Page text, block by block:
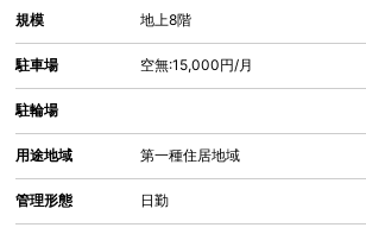
規模 地上8階
駐車場 空無:15,000円/月
駐輪場
用途地域 第一種住居地域
管理形態 日勤